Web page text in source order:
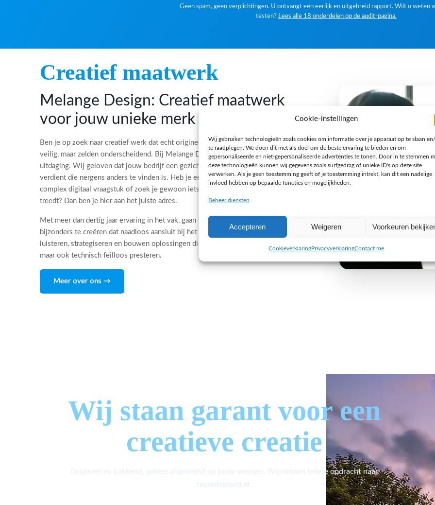
Cookie-instellingen
Wij gebruiken technologieën zoals cookies om informatie over je apparaat op te slaan
te raadplegen. We doen dit met als doel om de beste ervaring te bieden en om
gepersonaliseerde en niet-gepersonaliseerde advertenties te tonen. Door in te stemmen
deze technologieën kunnen wij gegevens zoals surfgedrag of unieke ID's op deze site
verwerken. Als je geen toestemming geeft of je toestemming intrekt, kan dit een nadelige
invloed hebben op bepaalde functies en mogelijkheden.
Beheer diensten
Accepteren Weigeren Voorkeuren
CookieverklaringPrivacyverklaringContact me
Geen spam, geen verplichtingen. U ontvangt een eerlijk en uitgebreid rapport. Wilt u weten
testen? Lees alle 18 onderdelen op de audit-pagina.
Creatief maatwerk
Melange Design: Creatief maatwerk
voor jouw unieke merk
Ben je op zoek naar creatief werk dat echt origineel is? Een standaardoplossing is
veilig, maar zelden onderscheidend. Bij Melange Design houden we van een
uitdaging. Wij geloven dat jouw bedrijf een gezicht, een verhaal en een techniek
verdient die nergens anders te vinden is. Heb je een bijzondere opdracht, een
complex digitaal vraagstuk of zoek je gewoon iets dat buiten de gebaande paden
treedt? Dan ben je hier aan het juiste adres.
Met meer dan dertig jaar ervaring in het vak, gaan wij de uitdaging aan om iets
bijzonders te creëren dat naadloos aansluit bij het DNA van jouw organisatie. Wij
luisteren, strategiseren en bouwen oplossingen die niet alleen visueel indruk maken,
maar ook technisch feilloos presteren.
Meer over ons →
Wij staan garant voor een
creatieve creatie
Origineel en pakkend, geheel afgestemd op jouw wensen. Wij ronden iedere opdracht naar
tevredenheid af.